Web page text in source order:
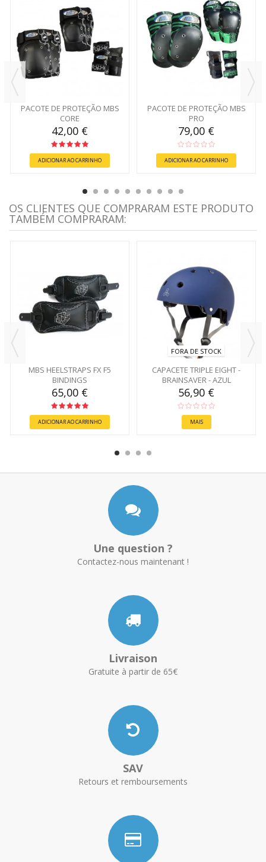
PACOTE DE PROTEÇÃO MBS
CORE
42,00 €
ADICIONAR AO CARRINHO
PACOTE DE PROTEÇÃO MBS
PRO
79,00 €
ADICIONAR AO CARRINHO
OS CLIENTES QUE COMPRARAM ESTE PRODUTO
TAMBÉM COMPRARAM:
MBS HEELSTRAPS FX F5
BINDINGS
65,00 €
ADICIONAR AO CARRINHO
FORA DE STOCK
CAPACETE TRIPLE EIGHT -
BRAINSAVER - AZUL
56,90 €
MAIS
Une question ?
Contactez-nous maintenant !
Livraison
Gratuite à partir de 65€
SAV
Retours et remboursements